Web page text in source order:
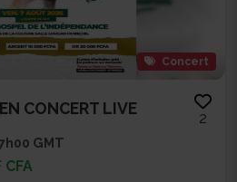
Concert
CONCERT LIVE
2
GMT
CFA